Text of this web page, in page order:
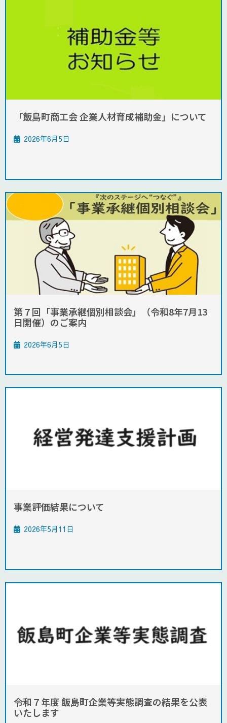
「飯島町商工会 企業人材育成補助金」について
2026年6月5日
第７回「事業承継個別相談会」（令和8年7月13
日開催）のご案内
2026年6月5日
事業評価結果について
2026年5月11日
令和７年度 飯島町企業等実態調査の結果を公表
いたします